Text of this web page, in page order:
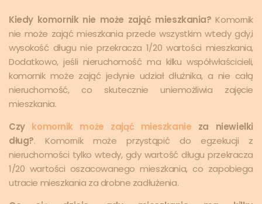
Kiedy komornik nie może zająć mieszkania? Komornik
nie może zająć mieszkania przede wszystkim wtedy gdy,i
wysokość długu nie przekracza 1/20 wartości mieszkania,
Dodatkowo, jeśli nieruchomość ma kilku współwłaścicieli,
komornik może zająć jedynie udział dłużnika, a nie całą
nieruchomość, co skutecznie uniemożliwia zajęcie
mieszkania.
Czy komornik może zająć mieszkanie za niewielki
dług?. Komornik może przystąpić do egzekucji z
nieruchomości tylko wtedy, gdy wartość długu przekracza
1/20 wartości oszacowanego mieszkania, co zapobiega
utracie mieszkania za drobne zadłużenia.